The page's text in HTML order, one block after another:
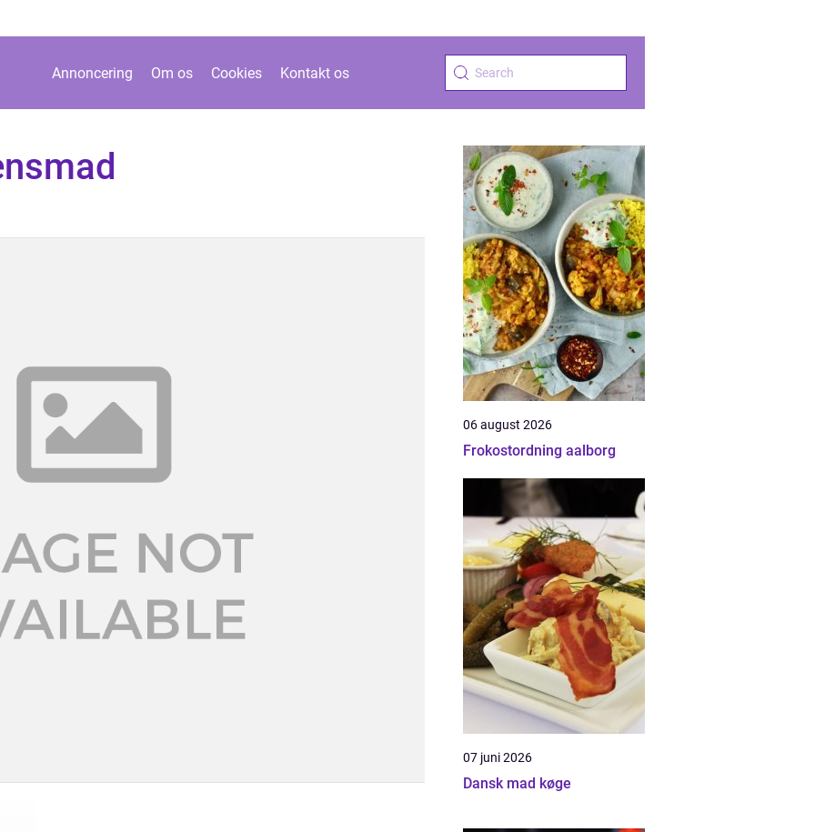
Annoncering Om os Cookies Kontakt os
06 august 2026
Frokostordning aalborg
07 juni 2026
Dansk mad køge